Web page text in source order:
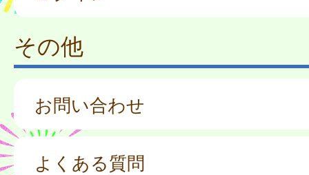
その他
お問い合わせ
よくある質問